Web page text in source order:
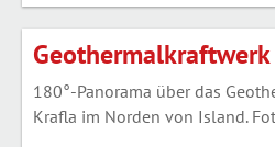
180°-Panorama über das
Krafla im Norden von Island.